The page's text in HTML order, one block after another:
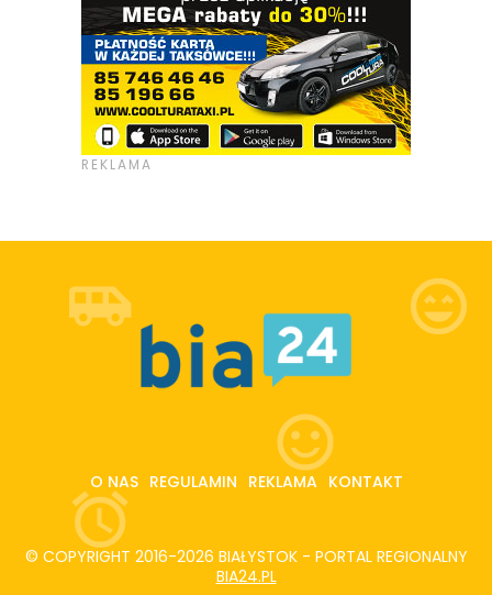
O NAS REGULAMIN REKLAMA KONTAKT
© COPYRIGHT 2016-2026 BIAŁYSTOK - PORTAL REGIONALNY
BIA24.PL